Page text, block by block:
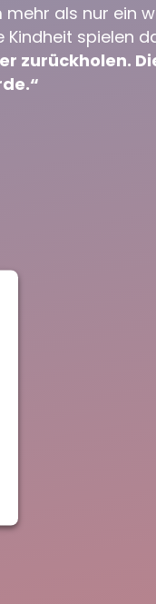
als nur ein
spielen
zurückholen.